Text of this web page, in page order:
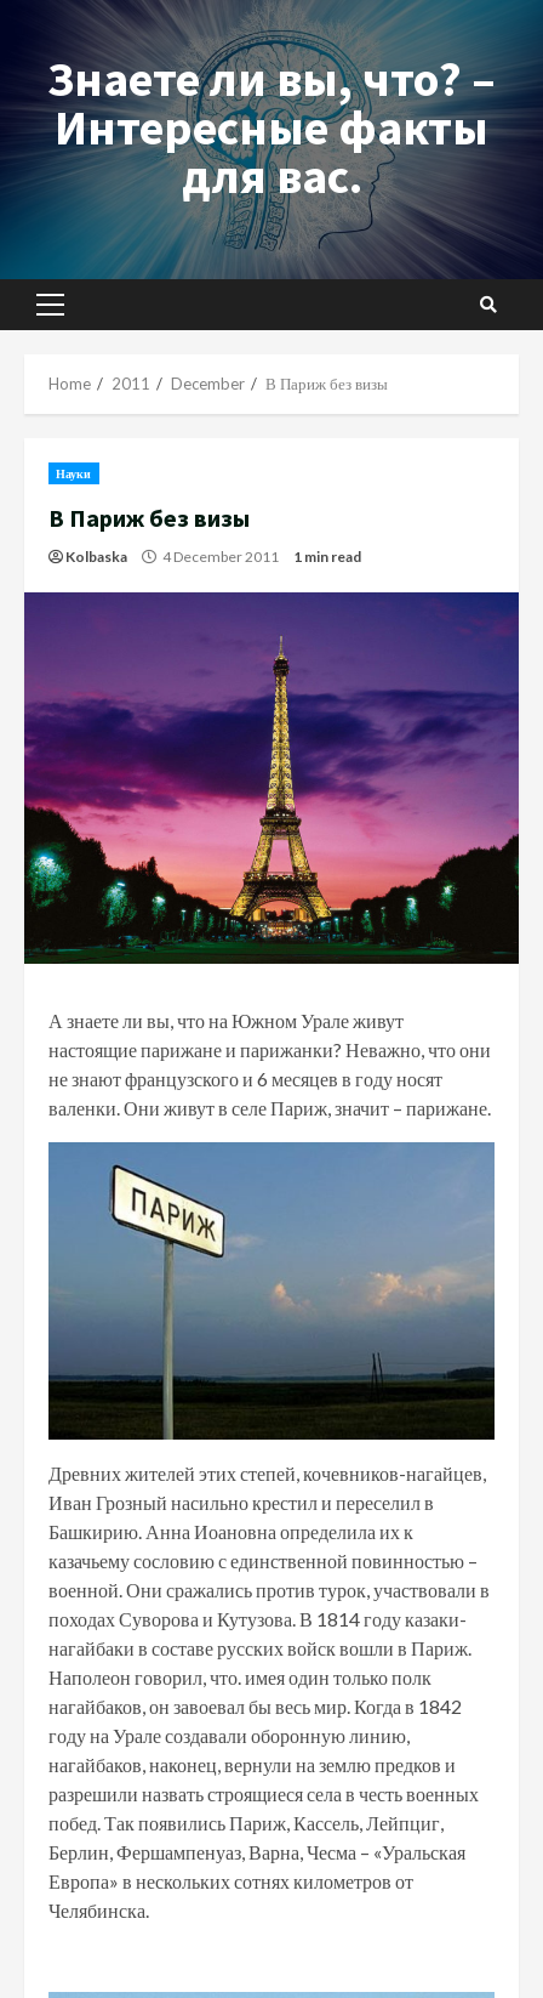
contentЗнаете ли вы, что? –
Интересные факты
для вас.
Primary
Home 2011 December В Париж без визы
Науки
В Париж без визы
Kolbaska 4 December 2011 1 min read
А знаете ли вы, что на Южном Урале живут
настоящие парижане и парижанки? Неважно, что они
не знают французского и 6 месяцев в году носят
валенки. Они живут в селе Париж, значит – парижане.
Древних жителей этих степей, кочевников-нагайцев,
Иван Грозный насильно крестил и переселил в
Башкирию. Анна Иоановна определила их к
казачьему сословию с единственной повинностью –
военной. Они сражались против турок, участвовали в
походах Суворова и Кутузова. В 1814 году казаки-
нагайбаки в составе русских войск вошли в Париж.
Наполеон говорил, что. имея один только полк
нагайбаков, он завоевал бы весь мир. Когда в 1842
году на Урале создавали оборонную линию,
нагайбаков, наконец, вернули на землю предков и
разрешили назвать строящиеся села в честь военных
побед. Так появились Париж, Кассель, Лейпциг,
Берлин, Фершампенуаз, Варна, Чесма – «Уральская
Европа» в нескольких сотнях километров от
Челябинска.